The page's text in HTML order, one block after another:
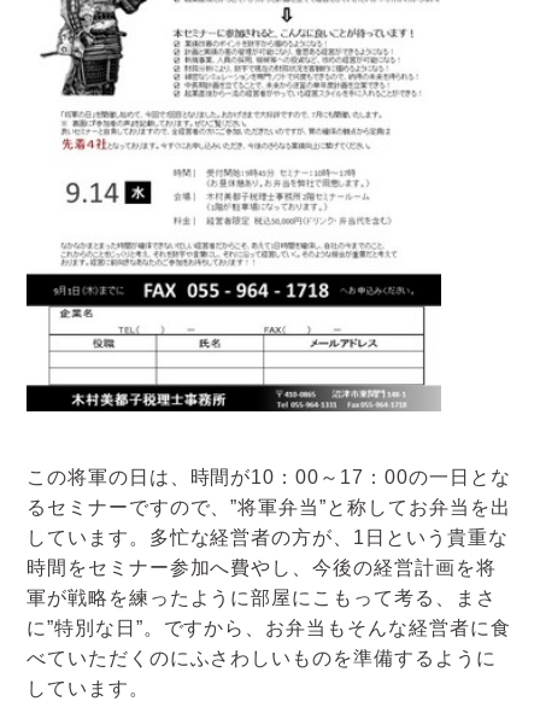
この将軍の日は、時間が10：00～17：00の一日とな
るセミナーですので、”将軍弁当”と称してお弁当を出
しています。多忙な経営者の方が、1日という貴重な
時間をセミナー参加へ費やし、今後の経営計画を将
軍が戦略を練ったように部屋にこもって考る、まさ
に”特別な日”。ですから、お弁当もそんな経営者に食
べていただくのにふさわしいものを準備するように
しています。